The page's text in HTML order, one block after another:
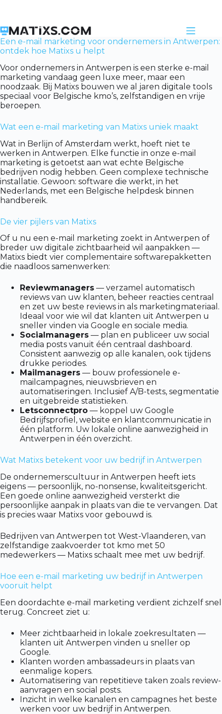
Een e-mail marketing voor ondernemers in Antwerpen:
ontdek hoe Matixs u helpt
Voor ondernemers in Antwerpen is een sterke e-mail
marketing vandaag geen luxe meer, maar een
noodzaak. Bij Matixs bouwen we al jaren digitale tools
speciaal voor Belgische kmo’s, zelfstandigen en vrije
beroepen.
Wat een e-mail marketing van Matixs uniek maakt
Wat in Berlijn of Amsterdam werkt, hoeft niet te
werken in Antwerpen. Elke functie in onze e-mail
marketing is getoetst aan wat echte Belgische
bedrijven nodig hebben. Geen complexe technische
installatie. Gewoon: software die werkt, in het
Nederlands, met een Belgische helpdesk binnen
handbereik.
De vier pijlers van Matixs
Of u nu een e-mail marketing zoekt in Antwerpen of
breder uw digitale zichtbaarheid wil aanpakken —
Matixs biedt vier complementaire softwarepakketten
die naadloos samenwerken:
Reviewmanagers — verzamel automatisch
reviews van uw klanten, beheer reacties centraal
en zet uw beste reviews in als marketingmateriaal.
Ideaal voor wie wil dat klanten uit Antwerpen u
sneller vinden via Google en sociale media.
Socialmanagers — plan en publiceer uw social
media posts vanuit één centraal dashboard.
Consistent aanwezig op alle kanalen, ook tijdens
drukke periodes.
Mailmanagers — bouw professionele e-
mailcampagnes, nieuwsbrieven en
automatiseringen. Inclusief A/B-tests, segmentatie
en uitgebreide statistieken.
Letsconnectpro — koppel uw Google
Bedrijfsprofiel, website en klantcommunicatie in
één platform. Uw lokale online aanwezigheid in
Antwerpen in één overzicht.
Wat Matixs betekent voor uw bedrijf in Antwerpen
De ondernemerscultuur in Antwerpen heeft iets
eigens — persoonlijk, no-nonsense, kwaliteitsgericht.
Een goede online aanwezigheid versterkt die
persoonlijke aanpak in plaats van die te vervangen. Dat
is precies waar Matixs voor gebouwd is.
Bedrijven van Antwerpen tot West-Vlaanderen, van
zelfstandige zaakvoerder tot kmo met 50
medewerkers — Matixs schaalt mee met uw bedrijf.
Hoe een e-mail marketing uw bedrijf in Antwerpen
vooruit helpt
Een doordachte e-mail marketing verdient zichzelf snel
terug. Concreet ziet u:
Meer zichtbaarheid in lokale zoekresultaten —
klanten uit Antwerpen vinden u sneller op
Google.
Klanten worden ambassadeurs in plaats van
eenmalige kopers.
Automatisering van repetitieve taken zoals review-
aanvragen en social posts.
Inzicht in welke kanalen en campagnes het beste
werken voor uw bedrijf in Antwerpen.